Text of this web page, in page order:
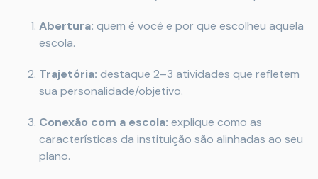
Abertura: quem é você e por que escolheu aquela
escola.
Trajetória: destaque 2–3 atividades que refletem
sua personalidade/objetivo.
Conexão com a escola: explique como as
características da instituição são alinhadas ao seu
plano.